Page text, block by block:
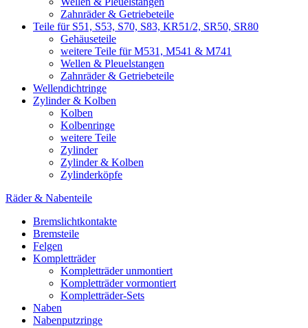
Zahnräder & Getriebeteile
Teile für S51, S53, S70, S83, KR51/2, SR50, SR80
Gehäuseteile
weitere Teile für M531, M541 & M741
Wellen & Pleuelstangen
Zahnräder & Getriebeteile
Wellendichtringe
Zylinder & Kolben
Kolben
Kolbenringe
weitere Teile
Zylinder
Zylinder & Kolben
Zylinderköpfe
Räder & Nabenteile
Bremslichtkontakte
Bremsteile
Felgen
Kompletträder
Kompletträder unmontiert
Kompletträder vormontiert
Kompletträder-Sets
Naben
Nabenputzringe